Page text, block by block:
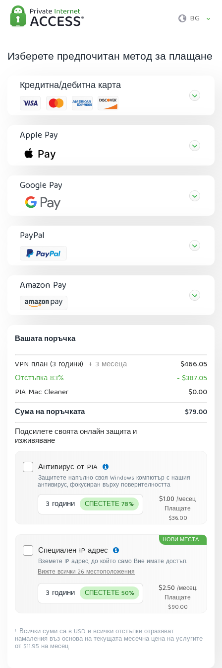
BG
Изберете предпочитан метод за плащане
Кредитна/дебитна карта
Apple Pay
Google Pay
PayPal
Amazon Pay
Вашата поръчка
VPN план (3 години) + 3 месеца
$466.05
Отстъпка 83%
- $387.05
PIA Mac Cleaner
$0.00
Сума на поръчката
$79.00
Подсилете своята онлайн защита и
изживяване
Антивирус от PIA
Защитете напълно своя Windows компютър с нашия
антивирус, фокусиран върху поверителността
3 години СПЕСТЕТЕ 78% $1.00 /месец.
Плащате
$36.00
НОВИ МЕСТА
Специален IP адрес
Вземете IP адрес, до който само Вие имате достъп.
Вижте всички 26 местоположения
3 години СПЕСТЕТЕ 50% $2.50 /месец.
Плащате
$90.00
1 Всички суми са в USD и всички отстъпки отразяват
намаления въз основа на текущата месечна цена на услугите
от $11.95 на месец